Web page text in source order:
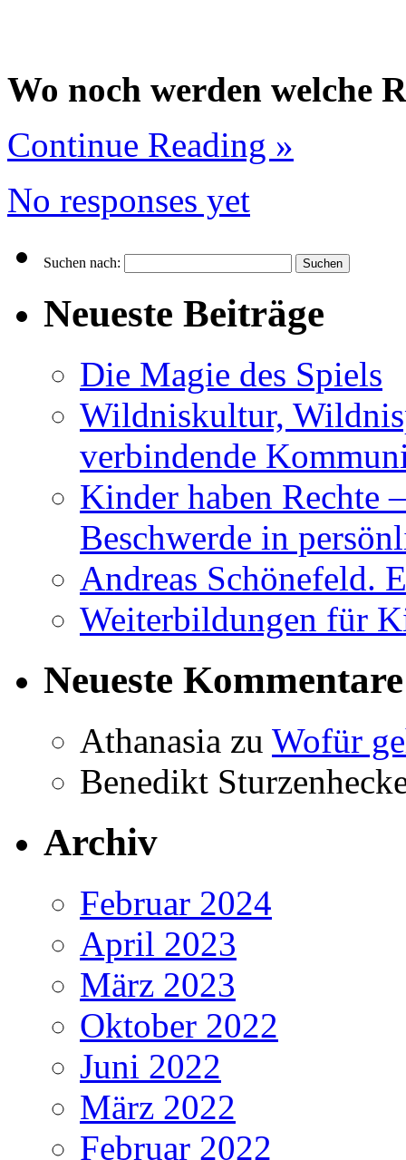
Wo noch werden welche
Continue Reading »
No responses yet
Suchen nach:
Neueste Beiträge
Die Magie des Spiels
Wildniskultur,
verbindende
Kinder haben Rechte
Beschwerde in
Andreas Schönefeld.
Weiterbildungen für
Neueste Kommentare
Athanasia zu Wofür
Benedikt
Archiv
Februar 2024
April 2023
März 2023
Oktober 2022
Juni 2022
März 2022
Februar 2022